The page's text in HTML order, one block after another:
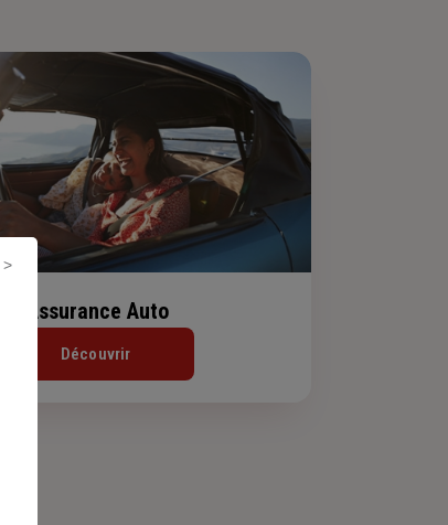
Assurance Auto
Découvrir